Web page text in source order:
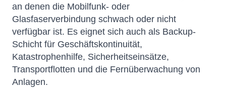
an denen die Mobilfunk- oder
Glasfaserverbindung schwach oder nicht
verfügbar ist. Es eignet sich auch als Backup-
Schicht für Geschäftskontinuität,
Katastrophenhilfe, Sicherheitseinsätze,
Transportflotten und die Fernüberwachung von
Anlagen.